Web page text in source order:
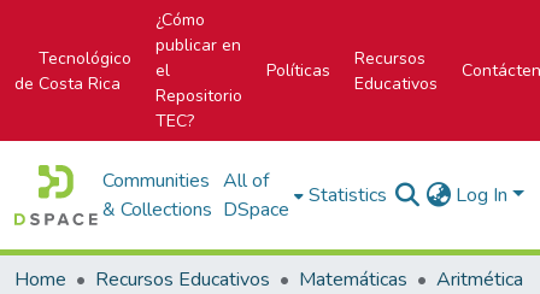
Tecnológico
de Costa Rica
¿Cómo
publicar en
el
Repositorio
TEC?
Políticas
Recursos
Educativos
Communities
& Collections
All of
DSpace
Statistics Log In
Home Recursos Educativos Matemáticas
Aritmética